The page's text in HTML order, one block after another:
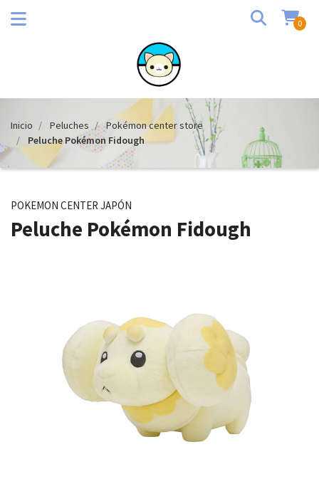
0
Inicio Peluches
Pokémon center store
Peluche Pokémon Fidough
POKEMON CENTER JAPÓN
Peluche Pokémon Fidough